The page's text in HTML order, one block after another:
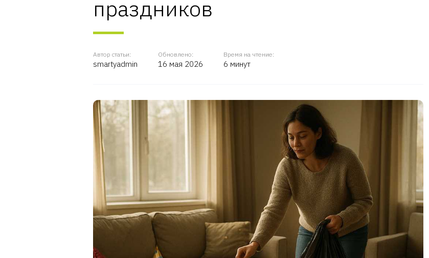
праздников
Автор статьи:
smartyadmin
Обновлено:
16 мая 2026
Время на чтение:
6 минут